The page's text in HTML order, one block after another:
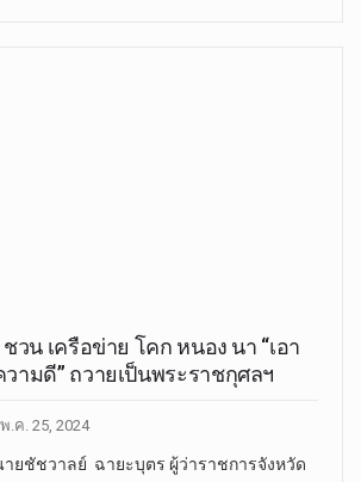
วน เครือข่าย โคก หนอง นา “เอา
ามดี” ถวายเป็นพระราชกุศลฯ
พ.ค. 25, 2024
ายชัชวาลย์ ฉายะบุตร ผู้ว่าราชการจังหวัด